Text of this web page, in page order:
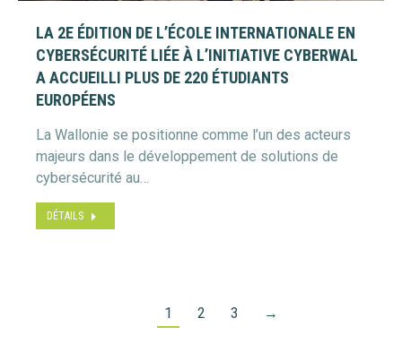
LA 2E ÉDITION DE L’ÉCOLE INTERNATIONALE EN
CYBERSÉCURITÉ LIÉE À L’INITIATIVE CYBERWAL
A ACCUEILLI PLUS DE 220 ÉTUDIANTS
EUROPÉENS
La Wallonie se positionne comme l’un des acteurs
majeurs dans le développement de solutions de
cybersécurité au…
DÉTAILS
1 2 3 →